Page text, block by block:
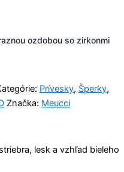
ozdobou so zirkonmi
Prívesky, Šperky,
Značka: Meucci
lesk a vzhľad bieleho